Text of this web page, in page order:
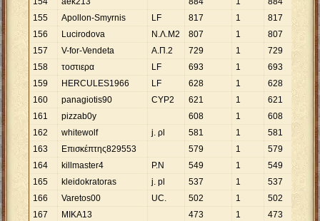
155
Apollon-Smyrnis LF 817 1
817
156
Lucirodova Ν.Λ.Μ2 807 1
807
157
V-for-Vendeta Α.Π.2 729 1
729
158
τοστιερα LF 693 1
693
159
HERCULES1966 LF 628 1
628
160
panagiotis90 CYP2 621 1
621
161
pizzab0y 608 1
608
162
whitewolf j. ρl 581 1
581
163
Επισκέπτης829553 579 1
579
164
killmaster4 P.N 549 1
549
165
kleidokratoras j. pl 537 1
537
166
Varetos00 UC. 502 1
502
167
MIKA13 473 1
473